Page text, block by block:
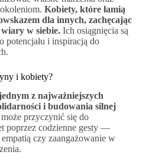
Kobiety, które łamią
dla innych, zachęcając
w siebie. Ich osiągnięcia są
potencjału i inspiracją do
i kobiety?
z najważniejszych
i budowania silnej
przyczynić się do
poprzez codzienne gesty —
empatią czy zaangażowanie w